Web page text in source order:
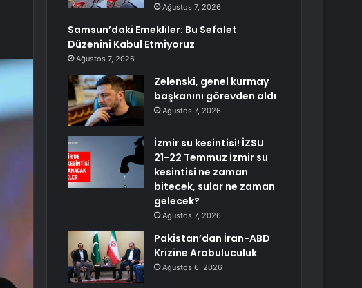
Ağustos 7, 2026
Samsun’daki Emekliler: Bu Sefalet
Düzenini Kabul Etmiyoruz
Ağustos 7, 2026
Zelenski, genel kurmay
başkanını görevden aldı
Ağustos 7, 2026
İzmir su kesintisi! İZSU
21-22 Temmuz İzmir su
kesintisi ne zaman
bitecek, sular ne zaman
gelecek?
Ağustos 7, 2026
Pakistan’dan İran-ABD
Krizine Arabuluculuk
Ağustos 6, 2026